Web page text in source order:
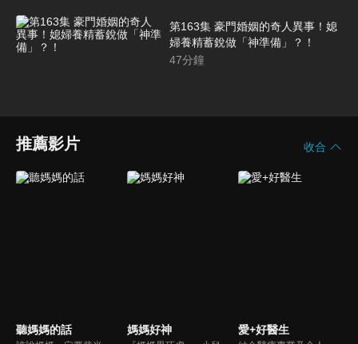
第163集 豪門婚姻的奇人異事！媳
婦養精蓄銳做「神準備」？！
47分鐘
推薦影片 收合
聽媽媽的話 媽媽好神 愛+好醫生